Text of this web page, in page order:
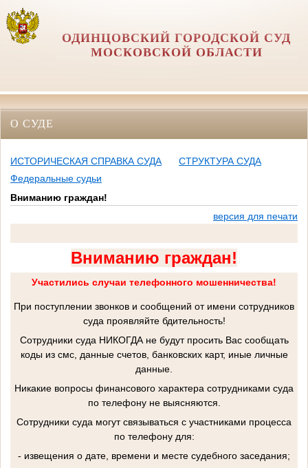
ОДИНЦОВСКИЙ ГОРОДСКОЙ СУД
МОСКОВСКОЙ ОБЛАСТИ
О СУДЕ
ИСТОРИЧЕСКАЯ СПРАВКА СУДА
СТРУКТУРА СУДА
Федеральные судьи
Вниманию граждан!
версия для печати
Вниманию граждан!
Участились случаи телефонного мошенничества!
При поступлении звонков и сообщений от имени сотрудников
суда проявляйте бдительность!
Сотрудники суда НИКОГДА не будут просить Вас сообщать
коды из смс, данные счетов, банковских карт, иные личные
данные.
Никакие вопросы финансового характера сотрудниками суда
по телефону не выясняются.
Сотрудники суда могут связываться с участниками процесса
по телефону для:
- извещения о дате, времени и месте судебного заседания;